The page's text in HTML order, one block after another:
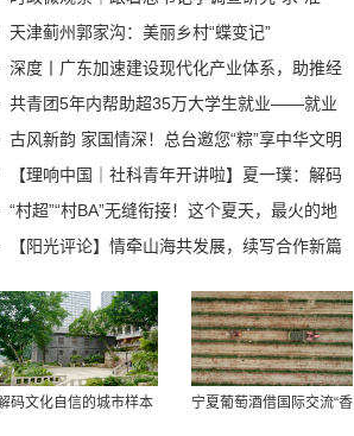
天津蓟州郭家沟：美丽乡村“蝶变记”
深度丨广东加速建设现代化产业体系，助推经
济高质量发展继续走在前列、当好示范
共青团5年内帮助超35万大学生就业——就业
困难大学生 身边有群热心人
古风新韵 家国情深！总台邀您“粽”享中华文明
之美
【理响中国｜社科青年开讲啦】夏一璞：解码
中国式现代化之特色
“村超”“村BA”无缝衔接！这个夏天，最火的地
方在“村”里
【阳光评论】情牵山海共发展，续写合作新篇
码文化自信的城市样本
宁夏葡萄酒借国际交流“香